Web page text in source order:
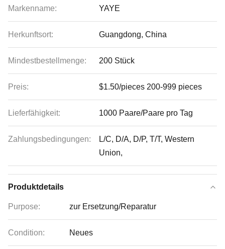
Markenname: YAYE
Herkunftsort: Guangdong, China
Mindestbestellmenge: 200 Stück
Preis: $1.50/pieces 200-999 pieces
Lieferfähigkeit: 1000 Paare/Paare pro Tag
Zahlungsbedingungen:
L/C, D/A, D/P, T/T, Western
Union,
Produktdetails
Purpose: zur Ersetzung/Reparatur
Condition: Neues